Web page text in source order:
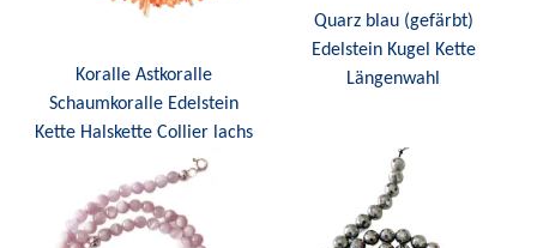
Koralle Astkoralle
Schaumkoralle Edelstein
Kette Halskette Collier lachs
Quarz blau (gefärbt)
Edelstein Kugel Kette
Längenwahl